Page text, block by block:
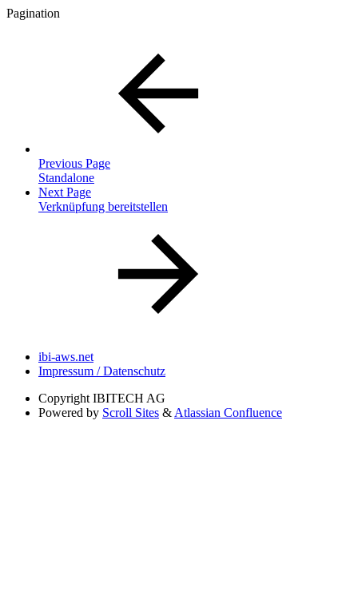
Pagination
Previous Page
Standalone
Next Page
Verknüpfung bereitstellen
ibi-aws.net
Impressum / Datenschutz
Copyright IBITECH AG
Powered by Scroll Sites & Atlassian Confluence